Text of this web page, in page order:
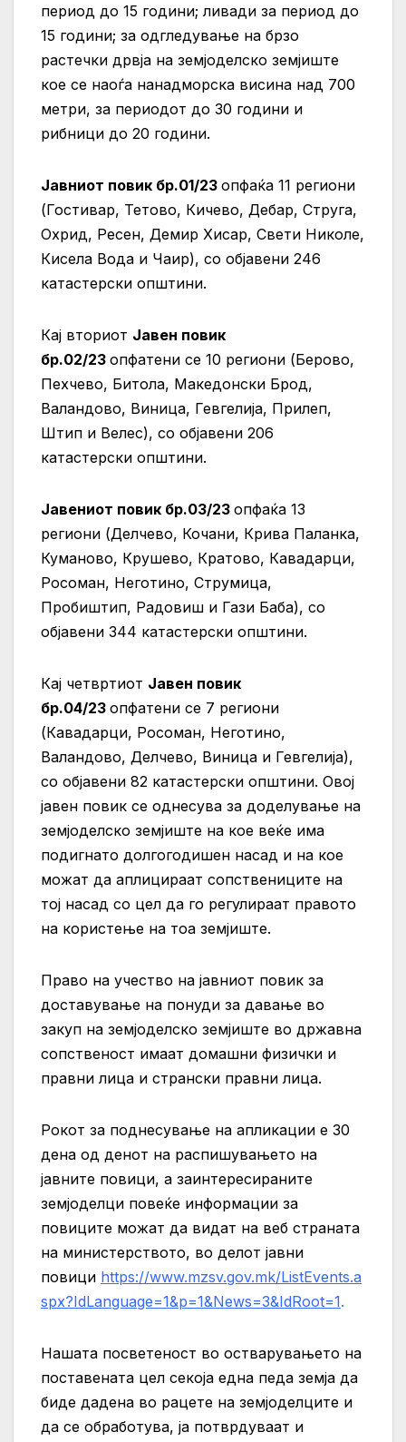
период до 15 години; ливади за период до
15 години; за одгледување на брзо
растечки дрвја на земјоделско земјиште
кое се наоѓа нанадморска висина над 700
метри, за периодот до 30 години и
рибници до 20 години.
Јавниот повик бр.01/23 опфаќа 11 региони
(Гостивар, Тетово, Кичево, Дебар, Струга,
Охрид, Ресен, Демир Хисар, Свети Николе,
Кисела Вода и Чаир), со објавени 246
катастерски општини.
Кај вториот Јавен повик
бр.02/23 опфатени се 10 региони (Берово,
Пехчево, Битола, Македонски Брод,
Валандово, Виница, Гевгелија, Прилеп,
Штип и Велес), со објавени 206
катастерски општини.
Јавениот повик бр.03/23 опфаќа 13
региони (Делчево, Кочани, Крива Паланка,
Куманово, Крушево, Кратово, Кавадарци,
Росоман, Неготино, Струмица,
Пробиштип, Радовиш и Гази Баба), со
објавени 344 катастерски општини.
Кај четвртиот Јавен повик
бр.04/23 опфатени се 7 региони
(Кавадарци, Росоман, Неготино,
Валандово, Делчево, Виница и Гевгелија),
со објавени 82 катастерски општини. Овој
јавен повик се однесува за доделување на
земјоделско земјиште на кое веќе има
подигнато долгогодишен насад и на кое
можат да аплицираат сопствениците на
тој насад со цел да го регулираат правото
на користење на тоа земјиште.
Право на учество на јавниот повик за
доставување на понуди за давање во
закуп на земјоделско земјиште во државна
сопственост имаат домашни физички и
правни лица и странски правни лица.
Рокот за поднесување на апликации е 30
дена од денот на распишувањето на
јавните повици, а заинтересираните
земјоделци повеќе информации за
повиците можат да видат на веб страната
на министерството, во делот јавни
повици https://www.mzsv.gov.mk/ListEvents.a
spx?IdLanguage=1&p=1&News=3&IdRoot=1.
Нашата посветеност во остварувањето на
поставената цел секоја една педа земја да
биде дадена во рацете на земјоделците и
да се обработува, ја потврдуваат и